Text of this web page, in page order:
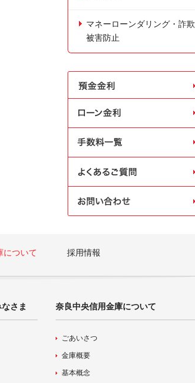
マネーローンダリング・詐欺
被害防止
について 採用情報
さま 奈良中央信用金庫について
ごあいさつ
金庫概要
基本概念